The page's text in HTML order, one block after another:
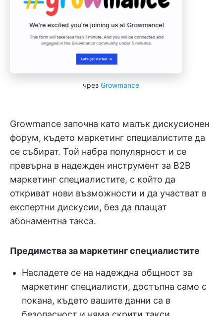
чрез Growmance
Growmance започна като малък дискусионен
форум, където маркетинг специалистите да
се събират. Той набра популярност и се
превърна в надежден инструмент за B2B
маркетинг специалистите, с който да
откриват нови възможности и да участват в
експертни дискусии, без да плащат
абонаментна такса.
Предимства за маркетинг специалистите
Насладете се на надеждна общност за
маркетинг специалисти, достъпна само с
покана, където вашите данни са в